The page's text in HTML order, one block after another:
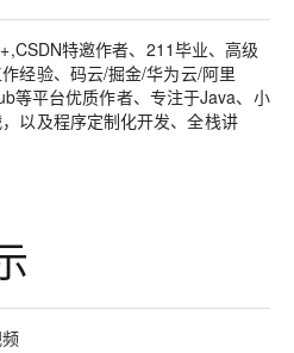
特邀作者、211毕业、高级
经验、码云/掘金/华为云/阿里
等平台优质作者、专注于Java、小
以及程序定制化开发、全栈讲